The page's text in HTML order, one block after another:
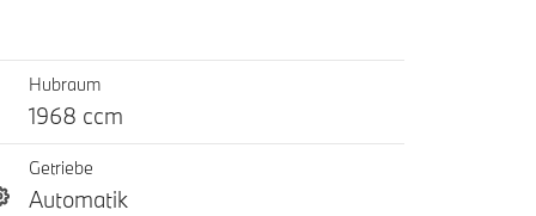
Hubraum
1968 ccm
Getriebe
Automatik